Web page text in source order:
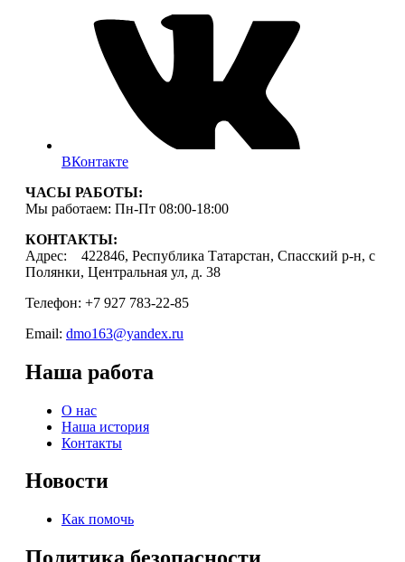
ВКонтакте
ЧАСЫ РАБОТЫ:
Мы работаем: Пн-Пт 08:00-18:00
КОНТАКТЫ:
Адрес: 422846, Республика Татарстан, Спасский р-н, с
Полянки, Центральная ул, д. 38
Телефон: +7 927 783-22-85
Email: dmo163@yandex.ru
Наша работа
О нас
Наша история
Контакты
Новости
Как помочь